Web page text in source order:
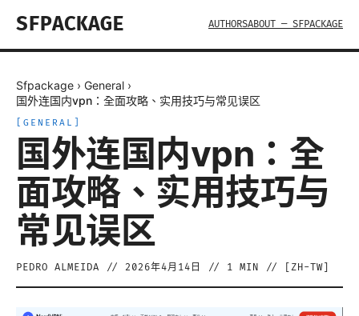
SFPACKAGE AUTHORSABOUT — SFPACKAGE
Sfpackage › General ›
国外连国内vpn：全面攻略、实用技巧与常见误区
GENERAL
国外连国内vpn：全
面攻略、实用技巧与
常见误区
PEDRO ALMEIDA // 2026年4月14日 // 1 MIN // [ ZH-TW